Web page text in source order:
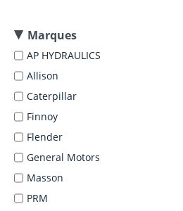
Marques
AP HYDRAULICS
Allison
Caterpillar
Finnoy
Flender
General Motors
Masson
PRM